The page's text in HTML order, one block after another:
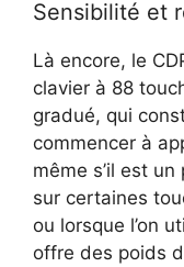
Sensibilité et
Là encore, le
clavier à 88
gradué, qui
commencer à
même s’il est
sur certaines
ou lorsque l’on
offre des poids